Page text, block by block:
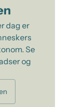
dag er
Se
og